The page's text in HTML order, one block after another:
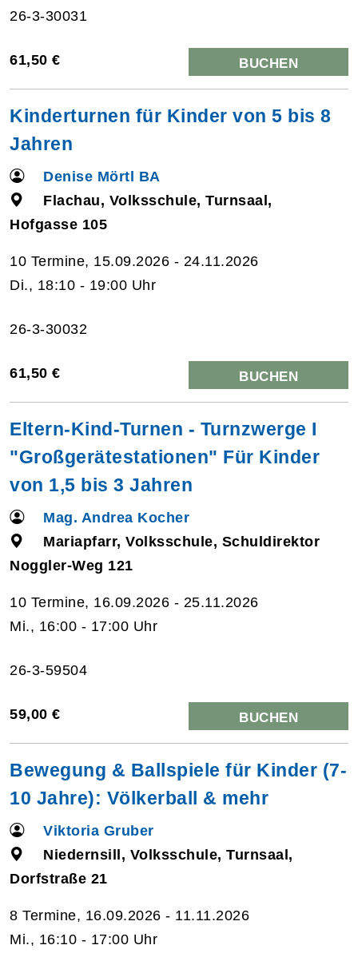
26-3-30031
61,50 € BUCHEN
Kinderturnen für Kinder von 5 bis 8
Jahren
Denise Mörtl BA
Flachau, Volksschule, Turnsaal,
Hofgasse 105
10 Termine, 15.09.2026 - 24.11.2026
Di., 18:10 - 19:00 Uhr
26-3-30032
61,50 € BUCHEN
Eltern-Kind-Turnen - Turnzwerge I
"Großgerätestationen" Für Kinder
von 1,5 bis 3 Jahren
Mag. Andrea Kocher
Mariapfarr, Volksschule, Schuldirektor
Noggler-Weg 121
10 Termine, 16.09.2026 - 25.11.2026
Mi., 16:00 - 17:00 Uhr
26-3-59504
59,00 € BUCHEN
Bewegung & Ballspiele für Kinder (7-
10 Jahre): Völkerball & mehr
Viktoria Gruber
Niedernsill, Volksschule, Turnsaal,
Dorfstraße 21
8 Termine, 16.09.2026 - 11.11.2026
Mi., 16:10 - 17:00 Uhr